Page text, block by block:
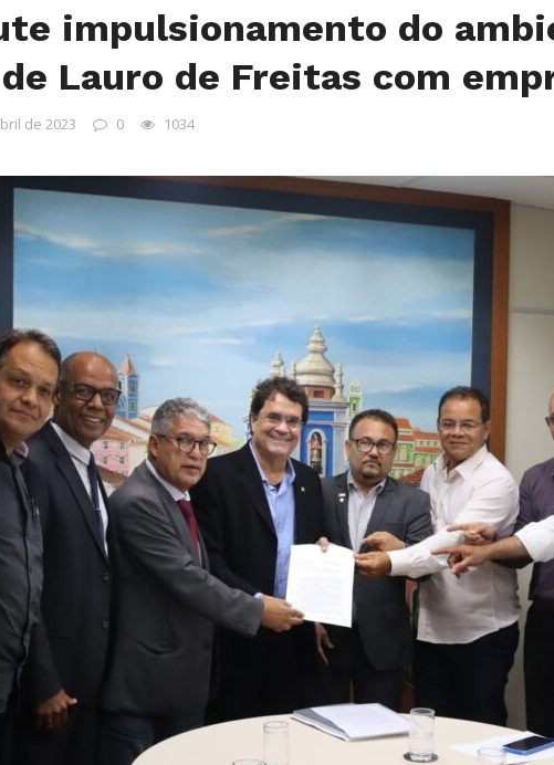
impulsionamento do
Lauro de Freitas com
de 2023 0 1034